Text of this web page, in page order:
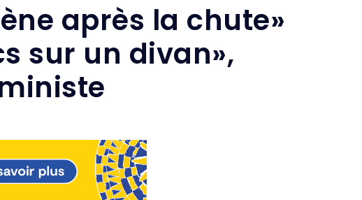
après la chute»
sur un divan»,